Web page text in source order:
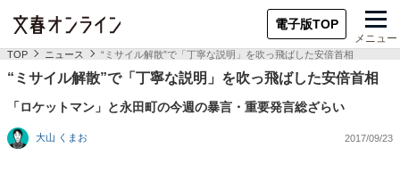
電子版TOP
メニュー
TOP ニュース “ミサイル解散”で「丁寧な説明」を吹っ飛ばした安倍首相
“ミサイル解散”で「丁寧な説明」を吹っ飛ばした安倍首相
「ロケットマン」と永田町の今週の暴言・重要発言総ざらい
大山 くまお 2017/09/23